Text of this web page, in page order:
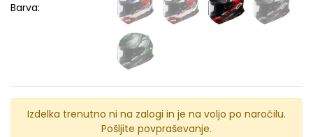
Barva:
Izdelka trenutno ni na zalogi in je na voljo po naročilu.
Pošljite povpraševanje.